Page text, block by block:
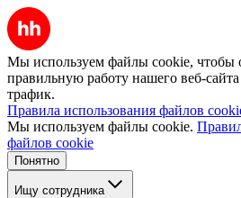
Мы используем файлы cookie, чтобы
правильную работу нашего веб-
трафик.
Правила использования файлов
Мы используем файлы cookie.
файлов cookie
Понятно
Ищу сотрудника